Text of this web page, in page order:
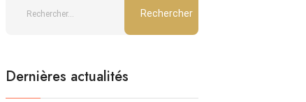
Dernières actualités